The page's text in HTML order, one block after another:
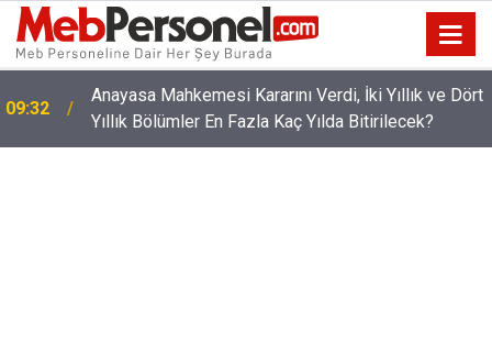
09:01
MEB Takvimi Duyurdu: Yönetici Atamalarında Kritik
Tarihler!